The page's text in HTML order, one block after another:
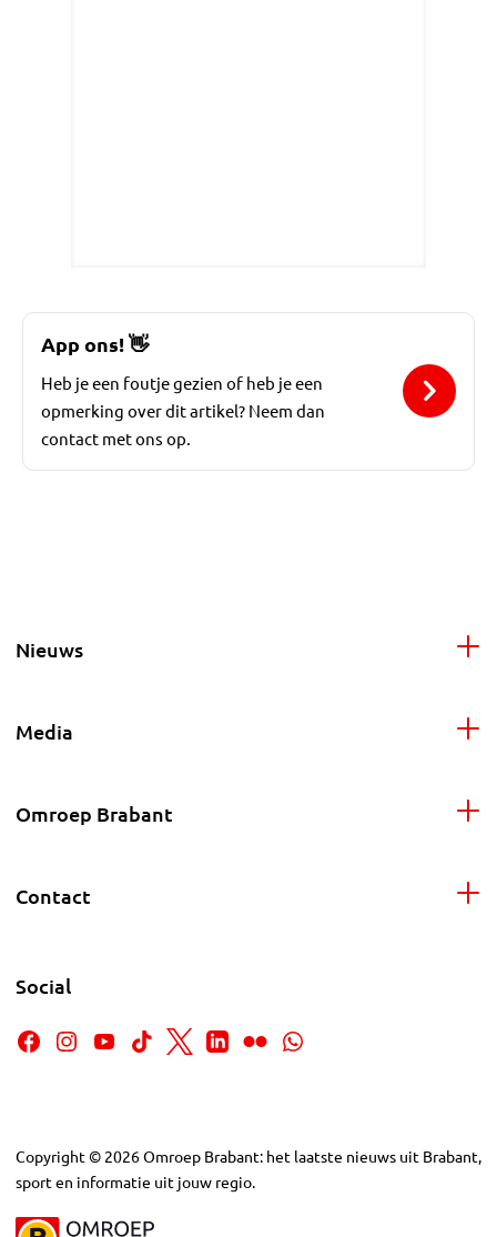
App ons! 👋
Heb je een foutje gezien of heb je een
opmerking over dit artikel? Neem dan
contact met ons op.
Nieuws
Media
Omroep Brabant
Contact
Social
Copyright © 2026Omroep Brabant: het laatste nieuws uit Brabant,
sport en informatie uit jouw regio.